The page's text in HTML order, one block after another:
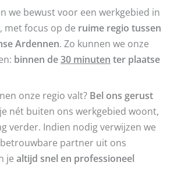
we bewust voor een werkgebied in
, met focus op de ruime regio tussen
Ardennen. Zo kunnen we onze
binnen de30 minuten ter plaatse
onze regio valt? Bel ons gerust
nét buiten ons werkgebied woont,
verder. Indien nodig verwijzen we
partner uit ons
je altijd snel en professioneel